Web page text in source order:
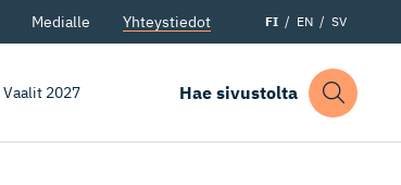
Medialle Yhteystiedot FI EN SV
Vaalit 2027 Hae sivustolta